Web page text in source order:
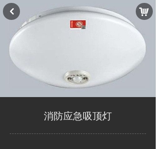
消防应急吸顶灯
낙
낒